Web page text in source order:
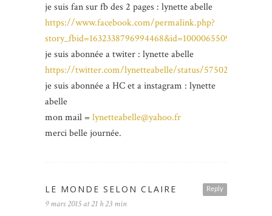
je suis fan sur fb des 2 pages : lynette abelle
https://www.facebook.com/permalink.php?
je suis abonnée a twiter : lynette abelle
https://twitter.com/lynetteabelle/status/
je suis abonnée a HC et a instagram : lynette
abelle
mon mail = lynetteabelle@yahoo.fr
merci belle journée.
Reply
LE MONDE SELON CLAIRE
9 mars 2015 at 21 h 23 min